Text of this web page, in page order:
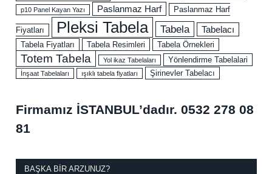
p10 Panel Kayan Yazı Paslanmaz Harf Paslanmaz Harf
Fiyatları Pleksi Tabela Tabela Tabelacı
Tabela Fiyatları Tabela Resimleri Tabela Örnekleri
Totem Tabela Yol ikaz Tabelaları Yönlendirme Tabelalari
İnşaat Tabelaları ışıklı tabela fiyatları Şirinevler Tabelacı
Firmamız İSTANBUL’dadır. 0532 278 08
81
BAŞKA BIR ARZUNUZ?